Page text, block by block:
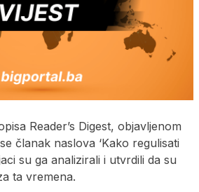
Reader’s Digest, objavljenom
članak naslova ‘Kako regulisati
su ga analizirali i utvrdili da su
ta vremena.